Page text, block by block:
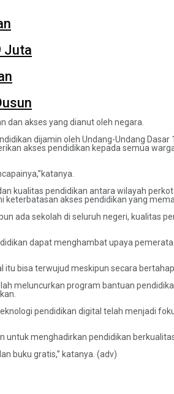
Juta
akses yang dianut oleh negara.
dijamin oleh Undang-Undang
akses pendidikan kepada semua
kualitas pendidikan antara wilayah
akses pendidikan yang
ada sekolah di seluruh negeri, kualitas
dapat menghambat upaya
bisa terwujud meskipun secara
meluncurkan program bantuan
pendidikan digital telah menjadi
untuk menghadirkan pendidikan
buku gratis,” katanya. (adv)